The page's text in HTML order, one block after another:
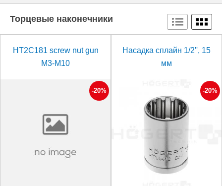
Торцевые наконечники
HT2C181 screw nut gun
M3-M10
-20%
Насадка сплайн 1/2'', 15
мм
-20%